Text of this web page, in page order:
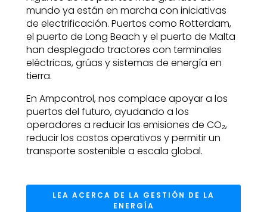
mundo ya están en marcha con iniciativas
de electrificación. Puertos como Rotterdam,
el puerto de Long Beach y el puerto de Malta
han desplegado tractores con terminales
eléctricas, grúas y sistemas de energía en
tierra.
En Ampcontrol, nos complace apoyar a los
puertos del futuro, ayudando a los
operadores a reducir las emisiones de CO₂,
reducir los costos operativos y permitir un
transporte sostenible a escala global.
LEA ACERCA DE LA GESTIÓN DE LA
ENERGÍA